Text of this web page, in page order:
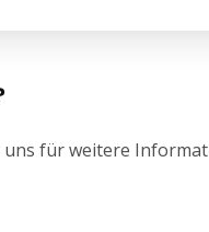
uns für weitere